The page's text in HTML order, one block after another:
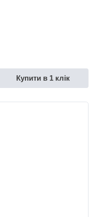
Купити в 1 клік